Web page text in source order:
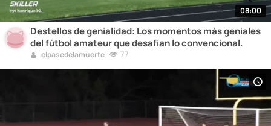
08:00
Destellos de genialidad: Los momentos más geniales
del fútbol amateur que desafían lo convencional.
elpasedelamuerte 77